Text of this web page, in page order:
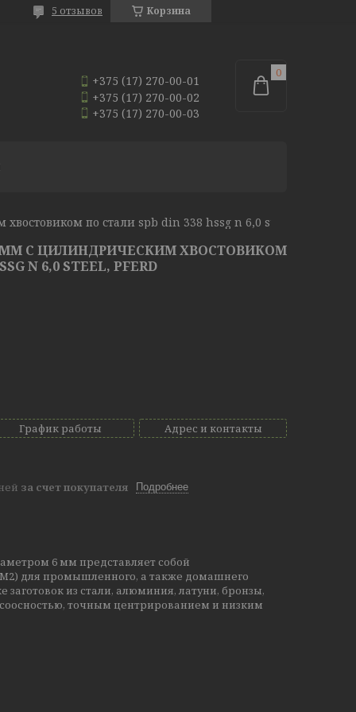
Корзина
5 отзывов
+375 (17) 270-00-01
+375 (17) 270-00-02
+375 (17) 270-00-03
ММ С ЦИЛИНДРИЧЕСКИМ ХВОСТОВИКОМ
N 6,0 STEEL, PFERD
График работы Адрес и контакты
за счет покупателя Подробнее
6 мм представляет собой
для промышленного, а также домашнего
из стали, алюминия, латуни, бронзы,
точным центрированием и низким